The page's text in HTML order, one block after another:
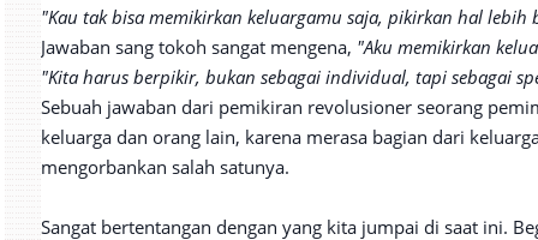
"Kau tak bisa memikirkan keluargamu saja, pikirkan hal lebih
Jawaban sang tokoh sangat mengena, "Aku memikirkan
"Kita harus berpikir, bukan sebagai individual, tapi sebagai
Sebuah jawaban dari pemikiran revolusioner seorang
keluarga dan orang lain, karena merasa bagian dari
mengorbankan salah satunya.
Sangat bertentangan dengan yang kita jumpai di saat ini.